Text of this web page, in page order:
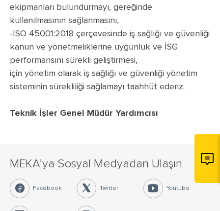
ekipmanları bulundurmayı, gereğinde
kullanılmasının sağlanmasını,
-ISO 45001:2018 çerçevesinde iş sağlığı ve güvenliği
kanun ve yönetmeliklerine uygunluk ve İSG
performansını sürekli geliştirmesi,
için yönetim olarak iş sağlığı ve güvenliği yönetim
sisteminin sürekliliği sağlamayı taahhüt ederiz.
Teknik İşler Genel Müdür Yardımcısı
MEKA’ya Sosyal Medyadan Ulaşın
Facebook Twitter Youtube